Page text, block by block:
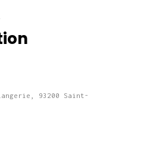
93200 Saint-